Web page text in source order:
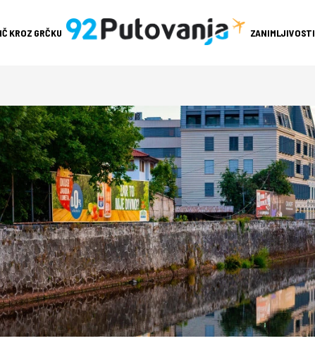
KROZ GRČKU ZANIMLJIVOSTI